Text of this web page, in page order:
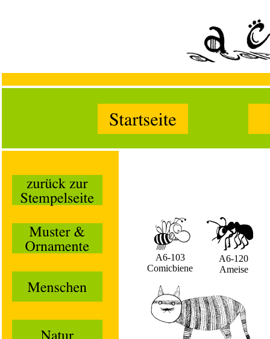
A6-103
Comicbiene
A6-120
Ameise